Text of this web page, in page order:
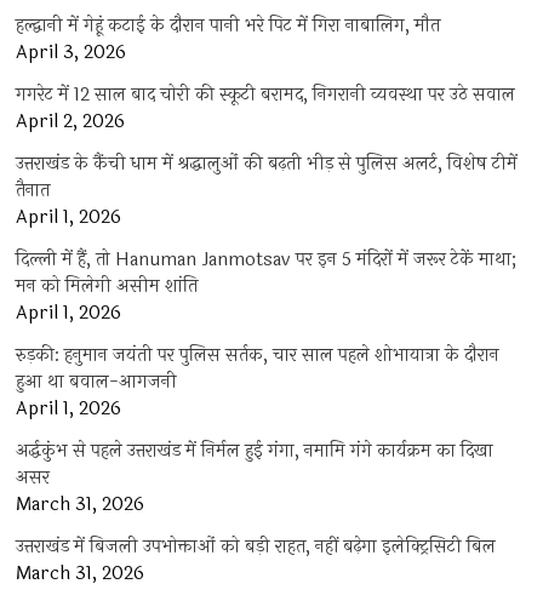
हल्द्वानी में गेहूं कटाई के दौरान पानी भरे पिट में गिरा नाबालिग, मौत
April 3, 2026
गगरेट में 12 साल बाद चोरी की स्कूटी बरामद, निगरानी व्यवस्था पर उठे सवाल
April 2, 2026
उत्तराखंड के कैंची धाम में श्रद्धालुओं की बढ़ती भीड़ से पुलिस अलर्ट, विशेष टीमें
तैनात
April 1, 2026
दिल्ली में हैं, तो Hanuman Janmotsav पर इन 5 मंदिरों में जरूर टेकें माथा;
मन को मिलेगी असीम शांति
April 1, 2026
रुड़की: हनुमान जयंती पर पुलिस सर्तक, चार साल पहले शोभायात्रा के दौरान
हुआ था बवाल-आगजनी
April 1, 2026
अर्द्धकुंभ से पहले उत्तराखंड में निर्मल हुई गंगा, नमामि गंगे कार्यक्रम का दिखा
असर
March 31, 2026
उत्तराखंड में बिजली उपभोक्ताओं को बड़ी राहत, नहीं बढ़ेगा इलेक्ट्रिसिटी बिल
March 31, 2026